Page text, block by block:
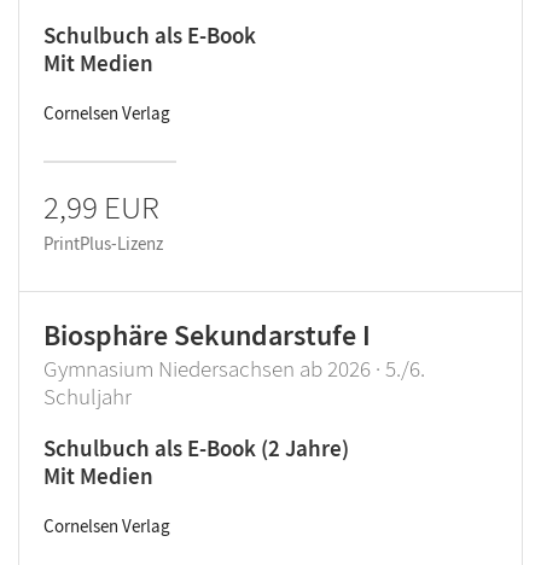
Schulbuch als E-Book
Mit Medien
Cornelsen Verlag
2,99 EUR
PrintPlus-Lizenz
Biosphäre Sekundarstufe I
Gymnasium Niedersachsen ab 2026 · 5./6.
Schuljahr
Schulbuch als E-Book (2 Jahre)
Mit Medien
Cornelsen Verlag